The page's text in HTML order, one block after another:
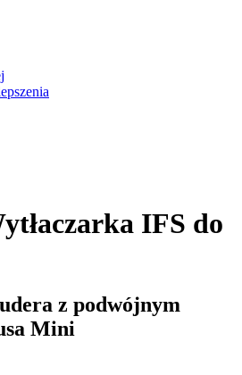
IFS do
z podwójnym
Mini